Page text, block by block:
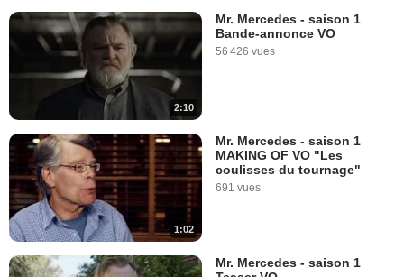
2:10
Mr. Mercedes - saison 1
Bande-annonce VO
56 426 vues
1:02
Mr. Mercedes - saison 1
MAKING OF VO "Les
coulisses du tournage"
691 vues
Mr. Mercedes - saison 1